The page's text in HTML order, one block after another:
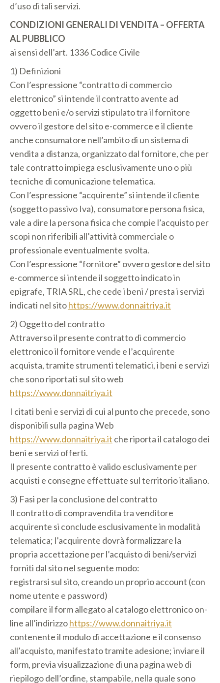
d’uso di tali servizi.
CONDIZIONI GENERALI DI VENDITA – OFFERTA
AL PUBBLICO
ai sensi dell’art. 1336 Codice Civile
1) Definizioni
Con l’espressione “contratto di commercio
elettronico” si intende il contratto avente ad
oggetto beni e/o servizi stipulato tra il fornitore
ovvero il gestore del sito e-commerce e il cliente
anche consumatore nell’ambito di un sistema di
vendita a distanza, organizzato dal fornitore, che per
tale contratto impiega esclusivamente uno o più
tecniche di comunicazione telematica.
Con l’espressione “acquirente” si intende il cliente
(soggetto passivo Iva), consumatore persona fisica,
vale a dire la persona fisica che compie l’acquisto per
scopi non riferibili all’attività commerciale o
professionale eventualmente svolta.
Con l’espressione “fornitore” ovvero gestore del sito
e-commerce si intende il soggetto indicato in
epigrafe, TRIA SRL, che cede i beni / presta i servizi
indicati nel sitohttps://www.donnaitriya.it
2) Oggetto del contratto
Attraverso il presente contratto di commercio
elettronico il fornitore vende e l’acquirente
acquista, tramite strumenti telematici, i beni e servizi
che sono riportati sul sito web
https://www.donnaitriya.it
I citati beni e servizi di cui al punto che precede, sono
disponibili sulla pagina Web
https://www.donnaitriya.it che riporta il catalogo dei
beni e servizi offerti.
Il presente contratto è valido esclusivamente per
acquisti e consegne effettuate sul territorio italiano.
3) Fasi per la conclusione del contratto
Il contratto di compravendita tra venditore
acquirente si conclude esclusivamente in modalità
telematica; l’acquirente dovrà formalizzare la
propria accettazione per l’acquisto di beni/servizi
forniti dal sito nel seguente modo:
registrarsi sul sito, creando un proprio account (con
nome utente e password)
compilare il form allegato al catalogo elettronico on-
line all’indirizzohttps://www.donnaitriya.it
contenente il modulo di accettazione e il consenso
all’acquisto, manifestato tramite adesione; inviare il
form, previa visualizzazione di una pagina web di
riepilogo dell’ordine, stampabile, nella quale sono